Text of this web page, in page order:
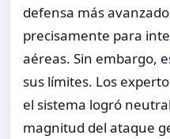
defensa más
precisamente para
aéreas. Sin embargo,
sus límites. Los
el sistema logró
magnitud del ataque